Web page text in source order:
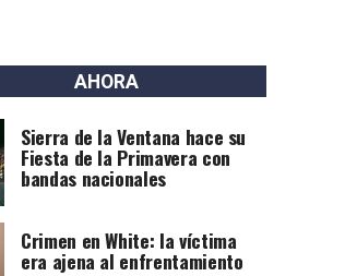
AHORA
Sierra de la Ventana hace su
Fiesta de la Primavera con
bandas nacionales
Crimen en White: la víctima
era ajena al enfrentamiento